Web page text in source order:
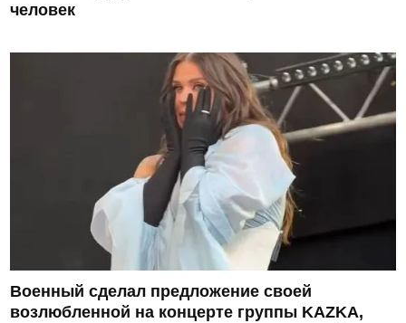
человек
Военный сделал предложение своей
возлюбленной на концерте группы KAZKA,